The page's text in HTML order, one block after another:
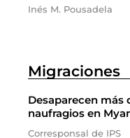
Inés M. Pousadela
Migraciones
Desaparecen más
naufragios en
Corresponsal de IPS